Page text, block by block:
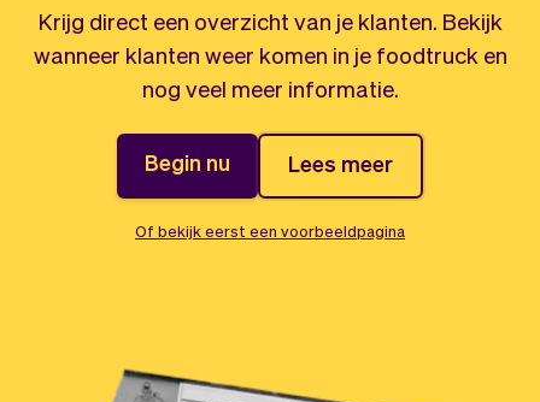
Inschrijfformulier
Bestelsysteem
afspraken
Blog
Checkout
Nieuwste updates
Betalingen
Analytics
Stijl
Bedrijf
Belasting
Software
Vev
Krijg direct een overzicht van je klanten. Bekijk
wanneer klanten weer komen in je foodtruck en
nog veel meer informatie.
Begin nu Lees meer
Of bekijk eerst een voorbeeldpagina